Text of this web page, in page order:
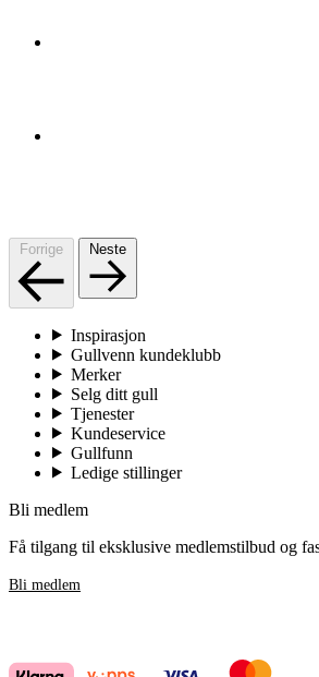
Forrige Neste
Inspirasjon
Gullvenn kundeklubb
Merker
Selg ditt gull
Tjenester
Kundeservice
Gullfunn
Ledige stillinger
Bli medlem
Få tilgang til eksklusive medlemstilbud og
Bli medlem